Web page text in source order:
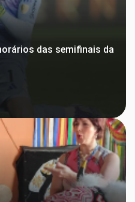
das semifinais da